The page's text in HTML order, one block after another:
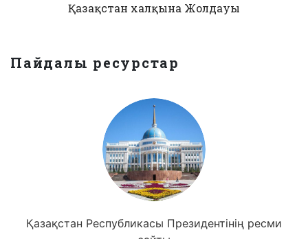
Қазақстан халқына Жолдауы
Пайдалы ресурстар
Қазақстан Республикасы Президентінің ресми